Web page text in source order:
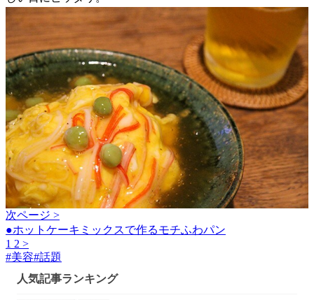
次ページ >
●ホットケーキミックスで作るモチふわパン
1 2 >
#美容#話題
人気記事ランキング